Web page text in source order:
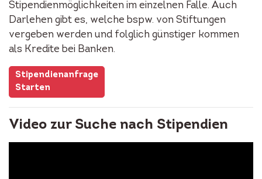
Stipendienmöglichkeiten im einzelnen Falle. Auch
Darlehen gibt es, welche bspw. von Stiftungen
vergeben werden und folglich günstiger kommen
als Kredite bei Banken.
Stipendienanfrage
Starten
Video zur Suche nach Stipendien